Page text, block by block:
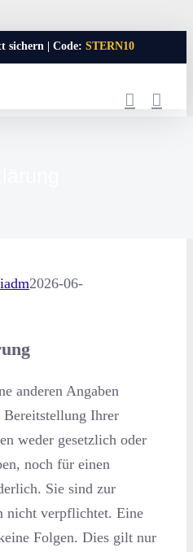
sichern | Code: STERN10
2026-06-
anderen Angaben
Bereitstellung Ihrer
weder gesetzlich oder
noch für einen
Sie sind zur
nicht verpflichtet. Eine
Folgen. Dies gilt nur